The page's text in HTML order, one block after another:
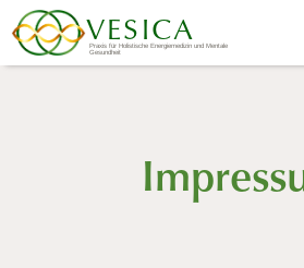
VESICA
Praxis für Holistische Energiemedizin und Mentale
Gesundheit